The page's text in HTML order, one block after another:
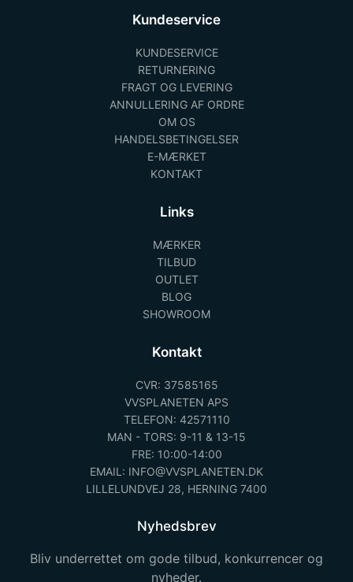
Kundeservice
KUNDESERVICE
RETURNERING
FRAGT OG LEVERING
ANNULLERING AF ORDRE
OM OS
HANDELSBETINGELSER
E-MÆRKET
KONTAKT
Links
MÆRKER
TILBUD
OUTLET
BLOG
SHOWROOM
Kontakt
CVR: 37585165
VVSPLANETEN APS
TELEFON: 42571110
MAN - TORS: 9-11 & 13-15
FRE: 10:00-14:00
EMAIL: INFO@VVSPLANETEN.DK
LILLELUNDVEJ 28, HERNING 7400
Nyhedsbrev
Bliv underrettet om gode tilbud, konkurrencer og
nyheder.